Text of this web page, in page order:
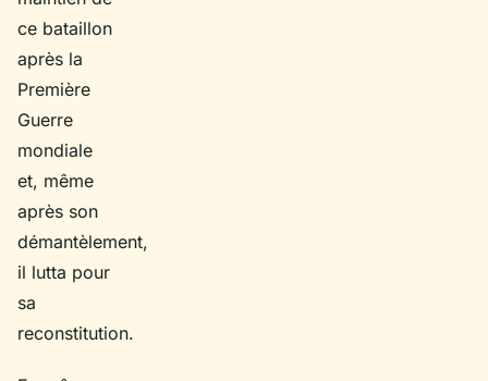
ce bataillon
après la
Première
Guerre
mondiale
et, même
après son
démantèlement,
il lutta pour
sa
reconstitution.